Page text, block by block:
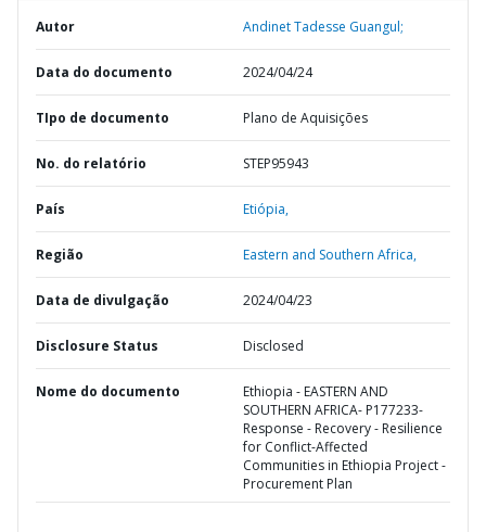
Autor Andinet Tadesse Guangul;
Data do documento 2024/04/24
TIpo de documento Plano de Aquisições
No. do relatório STEP95943
País Etiópia,
Região Eastern and Southern Africa,
Data de divulgação 2024/04/23
Disclosure Status Disclosed
Nome do documento
Ethiopia - EASTERN AND
SOUTHERN AFRICA- P177233-
Response - Recovery - Resilience
for Conflict-Affected
Communities in Ethiopia Project -
Procurement Plan